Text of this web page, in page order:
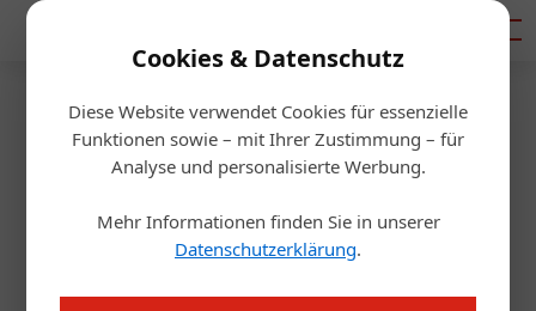
Cookies & Datenschutz
Diese Website verwendet Cookies für essenzielle
Funktionen sowie – mit Ihrer Zustimmung – für
Analyse und personalisierte Werbung.
Mehr Informationen finden Sie in unserer
Datenschutzerklärung.
Startseite/Gastro & Hotel
Freiheitsstrafe: Alfons
Schuhbeck verurteilt